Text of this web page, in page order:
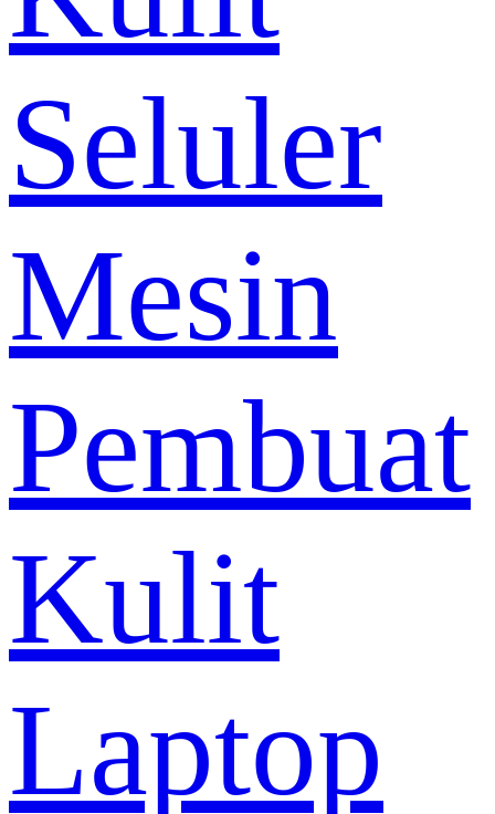
Seluler
Mesin
Pembuat
Kulit
Laptop